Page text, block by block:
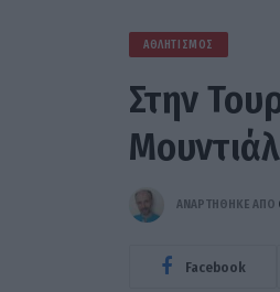
ΑΘΛΗΤΙΣΜΌΣ
Στην
Μουντιάλ
ΑΝΑΡΤΗΘΗΚΕ ΑΠΟ
Facebook